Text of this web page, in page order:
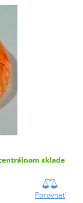
sklade
Porovnať